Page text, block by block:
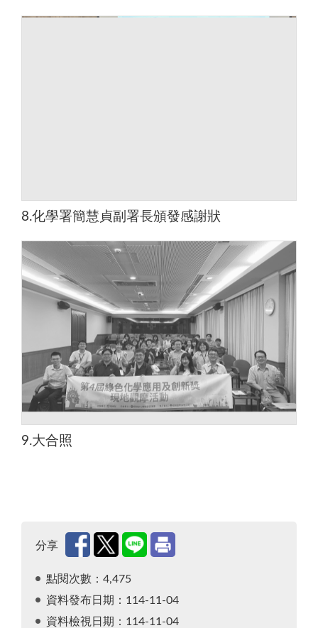
8.化學署簡慧貞副署長頒發感謝狀
9.大合照
分享
點閱次數：4,475
資料發布日期：114-11-04
資料檢視日期：114-11-04